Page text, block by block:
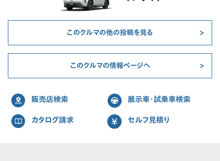
このクルマの他の投稿を見る
このクルマの情報ページへ
販売店検索 展示車・試乗車検索
カタログ請求 セルフ見積り